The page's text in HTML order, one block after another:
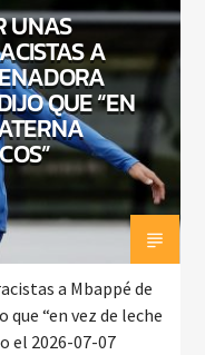
CAMINO
UNAS
A
QUE “EN
a Mbappé de
que “en vez de leche
el 2026-07-07